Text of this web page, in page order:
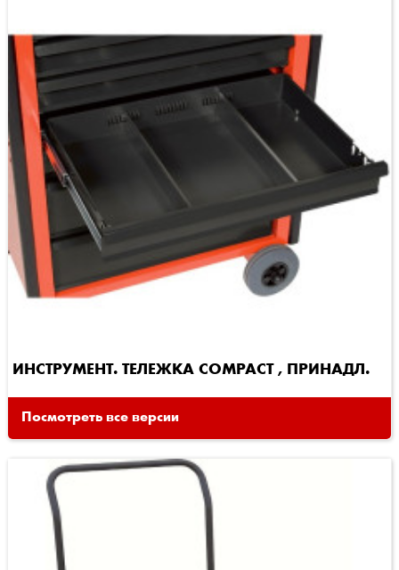
ИНСТРУМЕНТ. ТЕЛЕЖКА COMPACT , ПРИНАДЛ.
Посмотреть все версии